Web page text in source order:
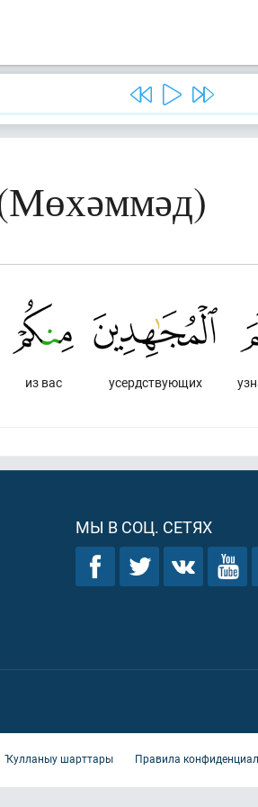
усердствующих
из вас
МЫ В СОЦ. СЕТЯХ
Ҡулланыу шарттары Правила